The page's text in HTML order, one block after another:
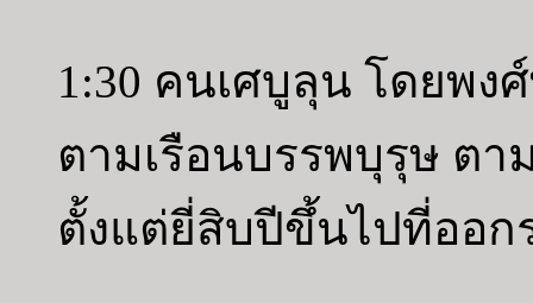
1:30 คนเศบูลุน โดยพง
ตามเรือนบรรพบุรุษ ต
ตั้งแต่ยี่สิบปีขึ้นไปที่ออก